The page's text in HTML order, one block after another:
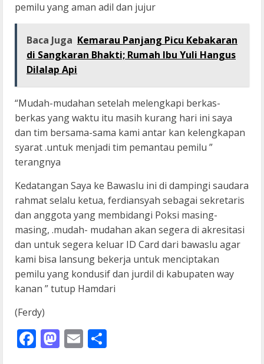
pemilu yang aman adil dan jujur
Baca Juga Kemarau Panjang Picu Kebakaran
di Sangkaran Bhakti; Rumah Ibu Yuli Hangus
Dilalap Api
“Mudah-mudahan setelah melengkapi berkas-
berkas yang waktu itu masih kurang hari ini saya
dan tim bersama-sama kami antar kan kelengkapan
syarat .untuk menjadi tim pemantau pemilu ”
terangnya
Kedatangan Saya ke Bawaslu ini di dampingi saudara
rahmat selalu ketua, ferdiansyah sebagai sekretaris
dan anggota yang membidangi Poksi masing-
masing, .mudah- mudahan akan segera di akresitasi
dan untuk segera keluar ID Card dari bawaslu agar
kami bisa lansung bekerja untuk menciptakan
pemilu yang kondusif dan jurdil di kabupaten way
kanan ” tutup Hamdari
(Ferdy)
Facebook
Mastodon
Email